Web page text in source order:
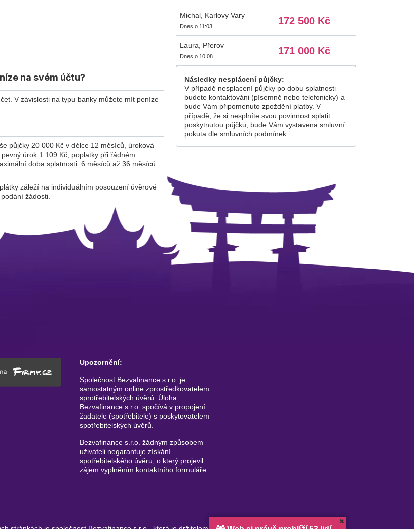
na svém účtu?
V závislosti na typu banky můžete mít peníze
půjčky 20 000 Kč v délce 12 měsíců, úroková
úrok 1 109 Kč, poplatky při řádném
doba splatnosti: 6 měsíců až 36 měsíců.
záleží na individuálním posouzení úvěrové
žádosti.
Michal, Karlovy Vary
Dnes o 11:03 172 500 Kč
Laura, Přerov
Dnes o 10:08 171 000 Kč
Následky nesplácení půjčky:
V případě nesplacení půjčky po dobu splatnosti
budete kontaktováni (písemně nebo telefonicky) a
bude Vám připomenuto zpoždění platby. V
případě, že si nesplníte svou povinnost splatit
poskytnutou půjčku, bude Vám vystavena smluvní
pokuta dle smluvních podmínek.
Upozornění:
Společnost Bezvafinance s.r.o. je
samostatným online zprostředkovatelem
sprotřebitelských úvěrú. Úloha
Bezvafinance s.r.o. spočívá v propojení
žadatele (spotřebitele) s poskytovatelem
spotřebitelských úvěrů.
Bezvafinance s.r.o. žádným způsobem
uživateli negarantuje získání
spotřebitelského úvěru, o který projevil
zájem vyplněním kontaktního formuláře.